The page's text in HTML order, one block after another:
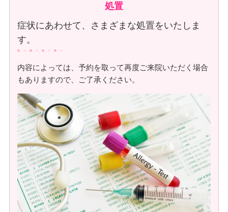
処置
症状にあわせて、さまざまな処置をいたしま
す。
内容によっては、予約を取って再度ご来院いただく場合
もありますので、ご了承ください。